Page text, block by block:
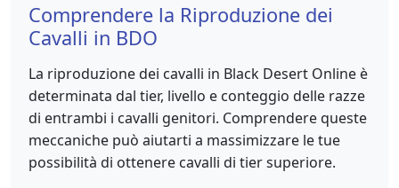
Comprendere la Riproduzione dei
Cavalli in BDO
La riproduzione dei cavalli in Black Desert Online è
determinata dal tier, livello e conteggio delle razze
di entrambi i cavalli genitori. Comprendere queste
meccaniche può aiutarti a massimizzare le tue
possibilità di ottenere cavalli di tier superiore.